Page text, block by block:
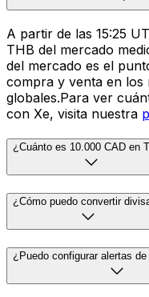
A partir de las 15:25
THB del mercado
del mercado es el
compra y venta en los
globales.Para ver
con Xe, visita nuestra
¿Cuánto es 10.000 CAD en
¿Cómo puedo convertir
¿Puedo configurar alertas